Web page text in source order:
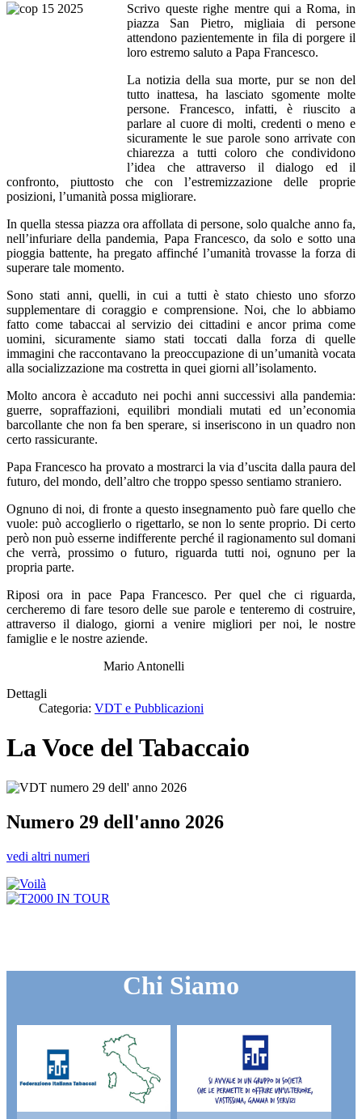
Scrivo queste righe mentre qui a Roma, in
piazza San Pietro, migliaia di persone
attendono pazientemente in fila di porgere il
loro estremo saluto a Papa Francesco.
La notizia della sua morte, pur se non del
tutto inattesa, ha lasciato sgomente molte
persone. Francesco, infatti, è riuscito a
parlare al cuore di molti, credenti o meno e
sicuramente le sue parole sono arrivate con
chiarezza a tutti coloro che condividono
l’idea che attraverso il dialogo ed il
confronto, piuttosto che con l’estremizzazione delle proprie
posizioni, l’umanità possa migliorare.
In quella stessa piazza ora affollata di persone, solo qualche anno fa,
nell’infuriare della pandemia, Papa Francesco, da solo e sotto una
pioggia battente, ha pregato affinché l’umanità trovasse la forza di
superare tale momento.
Sono stati anni, quelli, in cui a tutti è stato chiesto uno sforzo
supplementare di coraggio e comprensione. Noi, che lo abbiamo
fatto come tabaccai al servizio dei cittadini e ancor prima come
uomini, sicuramente siamo stati toccati dalla forza di quelle
immagini che raccontavano la preoccupazione di un’umanità vocata
alla socializzazione ma costretta in quei giorni all’isolamento.
Molto ancora è accaduto nei pochi anni successivi alla pandemia:
guerre, sopraffazioni, equilibri mondiali mutati ed un’economia
barcollante che non fa ben sperare, si inseriscono in un quadro non
certo rassicurante.
Papa Francesco ha provato a mostrarci la via d’uscita dalla paura del
futuro, del mondo, dell’altro che troppo spesso sentiamo straniero.
Ognuno di noi, di fronte a questo insegnamento può fare quello che
vuole: può accoglierlo o rigettarlo, se non lo sente proprio. Di certo
però non può esserne indifferente perché il ragionamento sul domani
che verrà, prossimo o futuro, riguarda tutti noi, ognuno per la
propria parte.
Riposi ora in pace Papa Francesco. Per quel che ci riguarda,
cercheremo di fare tesoro delle sue parole e tenteremo di costruire,
attraverso il dialogo, giorni a venire migliori per noi, le nostre
famiglie e le nostre aziende.
Mario Antonelli
Dettagli
Categoria: VDT e Pubblicazioni
La Voce del Tabaccaio
Numero 29 dell'anno 2026
vedi altri numeri
Chi Siamo